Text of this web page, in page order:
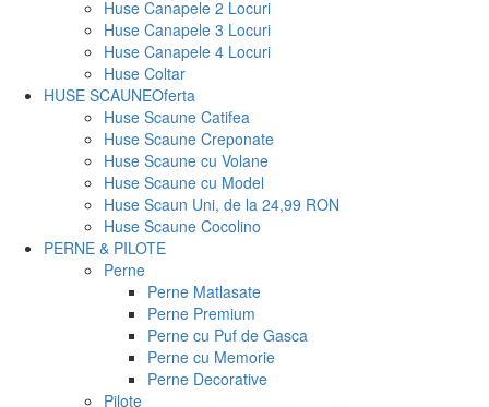
Huse Canapele 2 Locuri
Huse Canapele 3 Locuri
Huse Canapele 4 Locuri
Huse Coltar
HUSE SCAUNEOferta
Huse Scaune Catifea
Huse Scaune Creponate
Huse Scaune cu Volane
Huse Scaune cu Model
Huse Scaun Uni, de la 24,99 RON
Huse Scaune Cocolino
PERNE & PILOTE
Perne
Perne Matlasate
Perne Premium
Perne cu Puf de Gasca
Perne cu Memorie
Perne Decorative
Pilote